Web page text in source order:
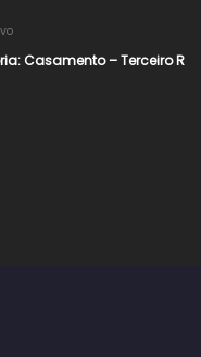
Casamento – Terceiro R